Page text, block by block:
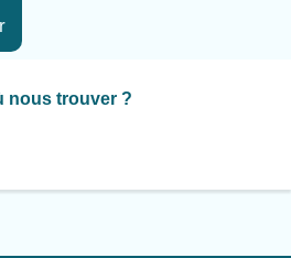
nous trouver ?